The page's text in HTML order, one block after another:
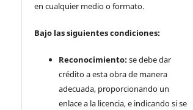
en cualquier medio o formato.
Bajo las siguientes condiciones:
Reconocimiento:se debe dar
crédito a esta obra de manera
adecuada, proporcionando un
enlace a la licencia, e indicando si se